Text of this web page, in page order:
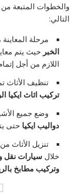
والخطوات المتبعة
التالي:
مرحلة
الخبر حيث يتم
اللازم من أجل
تنظيف الأثاث
تركيب اثاث ايكيا
وضع جميع
دواليب ايكيا حتى
تنزيل الأثاث
خلال سيارات نقل
وتركيب مطابخ